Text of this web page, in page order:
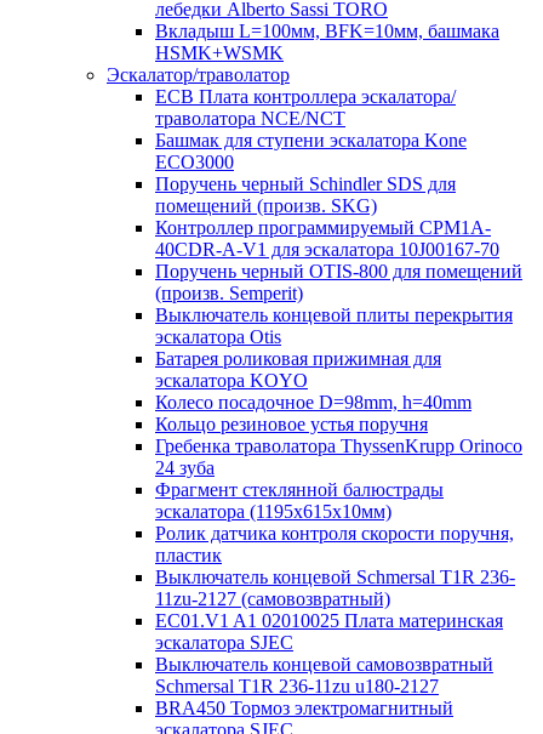
лебедки Alberto Sassi TORO
Вкладыш L=100мм, BFK=10мм, башмака
HSMK+WSMK
Эскалатор/траволатор
ECB Плата контроллера эскалатора/
траволатора NCE/NCT
Башмак для ступени эскалатора Kone
ECO3000
Поручень черный Schindler SDS для
помещений (произв. SKG)
Контроллер программируемый CPM1A-
40CDR-A-V1 для эскалатора 10J00167-70
Поручень черный OTIS-800 для помещений
(произв. Semperit)
Выключатель концевой плиты перекрытия
эскалатора Otis
Батарея роликовая прижимная для
эскалатора KOYO
Колесо посадочное D=98mm, h=40mm
Кольцо резиновое устья поручня
Гребенка траволатора ThyssenKrupp Orinoco
24 зуба
Фрагмент стеклянной балюстрады
эскалатора (1195х615х10мм)
Ролик датчика контроля скорости поручня,
пластик
Выключатель концевой Schmersal T1R 236-
11zu-2127 (самовозвратный)
EC01.V1 A1 02010025 Плата материнская
эскалатора SJEC
Выключатель концевой самовозвратный
Schmersal T1R 236-11zu u180-2127
BRA450 Тормоз электромагнитный
эскалатора SJEC